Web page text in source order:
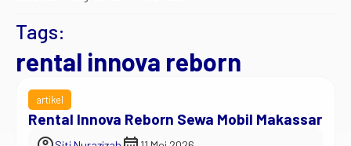
Tags:
rental innova reborn
artikel
Rental Innova Reborn Sewa Mobil Makassar